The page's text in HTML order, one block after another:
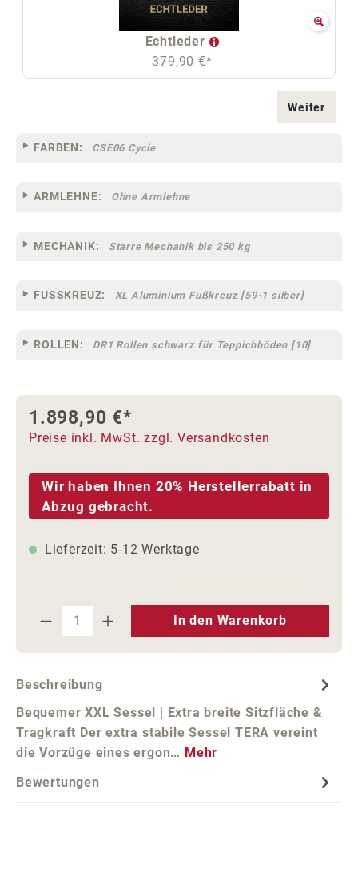
Echtleder
379,90 €*
Weiter
FARBEN: CSE06 Cycle
ARMLEHNE: Ohne Armlehne
MECHANIK: Starre Mechanik bis 250 kg
FUSSKREUZ: XL Aluminium Fußkreuz [59-1 silber]
ROLLEN: DR1 Rollen schwarz für Teppichböden [10]
1.898,90 €*
Preise inkl. MwSt. zzgl. Versandkosten
Wir haben Ihnen 20% Herstellerrabatt in
Abzug gebracht.
Lieferzeit: 5-12 Werktage
Produkt Anzahl: Gib den
In den Warenkorb
Beschreibung
Bequemer XXL Sessel | Extra breite Sitzfläche &
Tragkraft Der extra stabile Sessel TERA vereint
die Vorzüge eines ergon… Mehr
Bewertungen